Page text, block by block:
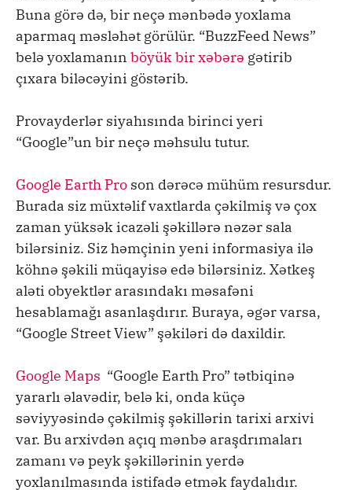
Buna görə də, bir neçə mənbədə yoxlama
aparmaq məsləhət görülür. “BuzzFeed News”
belə yoxlamanın böyük bir xəbərə gətirib
çıxara biləcəyini göstərib.
Provayderlər siyahısında birinci yeri
“Google”un bir neçə məhsulu tutur.
Google Earth Pro son dərəcə mühüm resursdur.
Burada siz müxtəlif vaxtlarda çəkilmiş və çox
zaman yüksək icazəli şəkillərə nəzər sala
bilərsiniz. Siz həmçinin yeni informasiya ilə
köhnə şəkili müqayisə edə bilərsiniz. Xətkeş
aləti obyektlər arasındakı məsafəni
hesablamağı asanlaşdırır. Buraya, əgər varsa,
“Google Street View” şəkiləri də daxildir.
Google Maps “Google Earth Pro” tətbiqinə
yararlı əlavədir, belə ki, onda küçə
səviyyəsində çəkilmiş şəkillərin tarixi arxivi
var. Bu arxivdən açıq mənbə araşdrımaları
zamanı və peyk şəkillərinin yerdə
yoxlanılmasında istifadə etmək faydalıdır.